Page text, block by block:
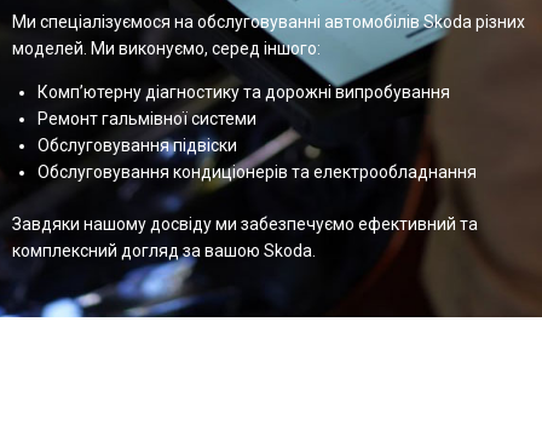
Ми спеціалізуємося на обслуговуванні автомобілів Skoda різних
моделей. Ми виконуємо, серед іншого:
Комп’ютерну діагностику та дорожні випробування
Ремонт гальмівної системи
Обслуговування підвіски
Обслуговування кондиціонерів та електрообладнання
Завдяки нашому досвіду ми забезпечуємо ефективний та
комплексний догляд за вашою Skoda.